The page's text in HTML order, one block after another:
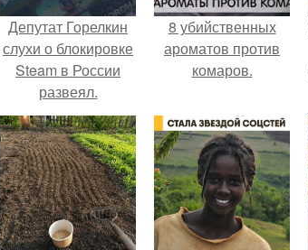
Депутат Горелкин
слухи о блокировке
Steam в России
развеял.
8 убийственных
ароматов против
комаров.